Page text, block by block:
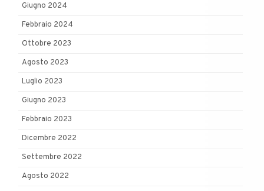
Giugno 2024
Febbraio 2024
Ottobre 2023
Agosto 2023
Luglio 2023
Giugno 2023
Febbraio 2023
Dicembre 2022
Settembre 2022
Agosto 2022